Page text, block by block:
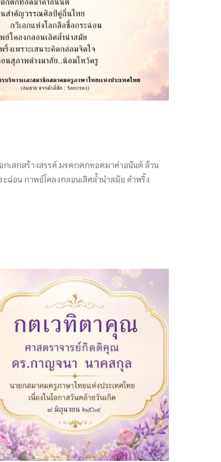
เสกสร้างสรรค์ มรดกตกทอดมาค่าอนันต์ ล้วน
น กาพย์โคลงกลอนเลิศล้ำนำสมัย คำพริ้ง